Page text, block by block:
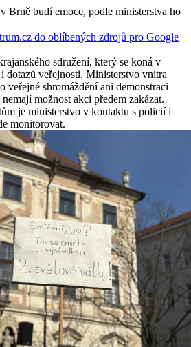
Brně budí emoce, podle ministerstva ho
do oblíbených zdrojů pro Google
sdružení, který se koná v
dotazů veřejnosti. Ministerstvo vnitra
veřejné shromáždění ani demonstraci
možnost akci předem zakázat.
je ministerstvo v kontaktu s policií i
monitorovat.